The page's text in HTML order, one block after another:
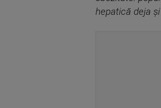
hepatică deja